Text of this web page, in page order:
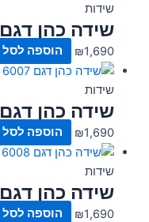
שידות
שידה כהן דגם 6006
₪1,690 הוספה לסל
שידות
שידה כהן דגם 6007
₪1,690 הוספה לסל
שידות
שידה כהן דגם 6008
₪1,690 הוספה לסל